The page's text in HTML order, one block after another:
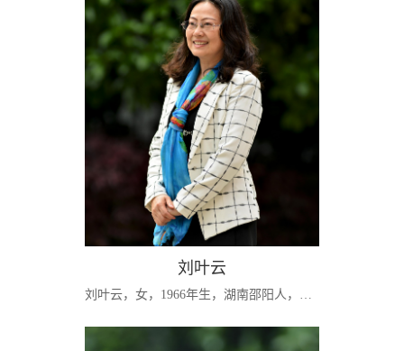
刘叶云
刘叶云，女，1966年生，湖南邵阳人，党员，教授，管理学博士。管理学系主任、院党委委员，企业管理、会计学、mba硕士导师。中国人才研究会会员，湖南省管理科学学会常务理事，湖南省人力资源管理学会理事，长沙市科技局科技项目评估验收专家。李嘉诚基金会“展璞计划”主讲培训师。长期致力于人力资源管理、人力资本、财务管理的教学与研究工作。2002年入选湖南省普通高校青年骨干教师。[学习经历]1985.09—1989.07湖南财经学院...